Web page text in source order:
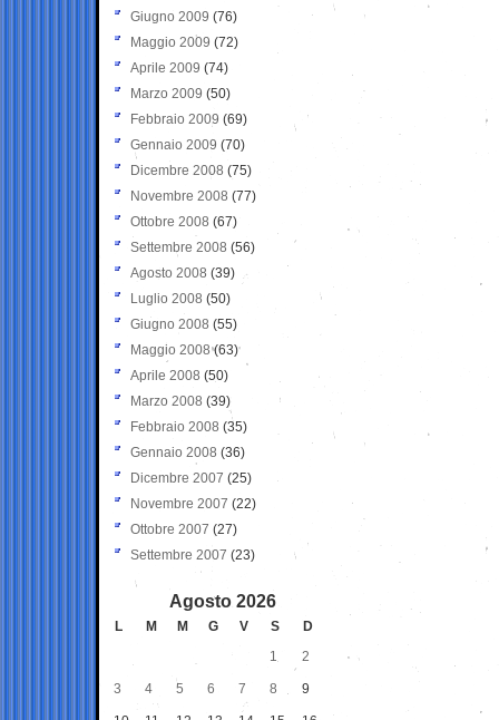
Giugno 2009 (76)
Maggio 2009 (72)
Aprile 2009 (74)
Marzo 2009 (50)
Febbraio 2009 (69)
Gennaio 2009 (70)
Dicembre 2008 (75)
Novembre 2008 (77)
Ottobre 2008 (67)
Settembre 2008 (56)
Agosto 2008 (39)
Luglio 2008 (50)
Giugno 2008 (55)
Maggio 2008(63)
Aprile 2008 (50)
Marzo 2008 (39)
Febbraio 2008 (35)
Gennaio 2008 (36)
Dicembre 2007 (25)
Novembre 2007 (22)
Ottobre 2007 (27)
Settembre 2007 (23)
Agosto 2026
L M M G V S
D
1
2
3 4 5 6 7 8 9